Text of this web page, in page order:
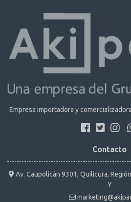
Empresa importadora y
Contacto
Av. Caupolicán 9301, Quilicura,
Y